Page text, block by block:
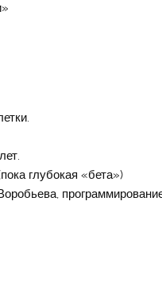
глубокая «бета»)